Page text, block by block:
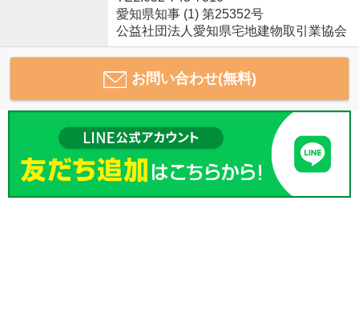
愛知県知事 (1) 第25352号
公益社団法人愛知県宅地建物取引業協会
お問い合わせ(無料)